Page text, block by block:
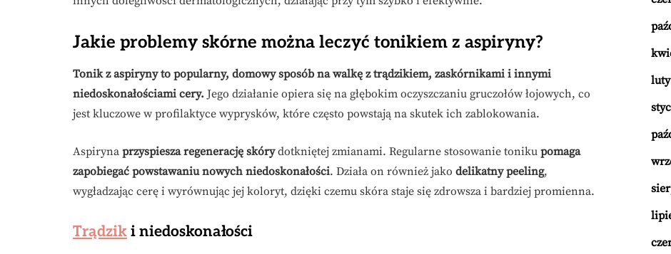
Jakie problemy skórne można leczyć tonikiem z aspiryny?
Tonik z aspiryny to popularny, domowy sposób na walkę z trądzikiem, zaskórnikami i innymi
niedoskonałościami cery. Jego działanie opiera się na głębokim oczyszczaniu gruczołów łojowych, co
jest kluczowe w profilaktyce wyprysków, które często powstają na skutek ich zablokowania.
Aspiryna przyspiesza regenerację skórydotkniętej zmianami. Regularne stosowanie toniku pomaga
zapobiegać powstawaniu nowych niedoskonałości. Działa on również jako delikatny peeling,
wygładzając cerę i wyrównując jej koloryt, dzięki czemu skóra staje się zdrowsza i bardziej promienna.
Trądzik i niedoskonałości
luty